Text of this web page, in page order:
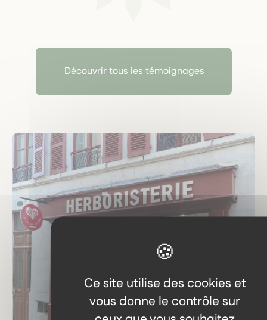
Ce site utilise des cookies et
vous donne le contrôle sur
Découvrir tous les témoignages